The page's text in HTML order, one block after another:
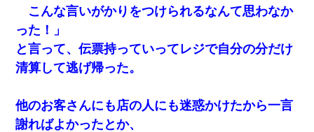
こんな言いがかりをつけられるなんて思わなか
った！」
と言って、伝票持っていってレジで自分の分だけ
清算して逃げ帰った。
他のお客さんにも店の人にも迷惑かけたから一言
謝ればよかったとか、